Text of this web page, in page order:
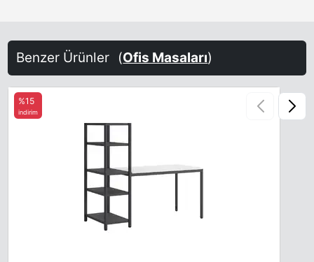
Oxide Brown Red Salmon Orange
Sand-Yellow
Benzer Ürünler (Ofis Masaları)
%15
indirim